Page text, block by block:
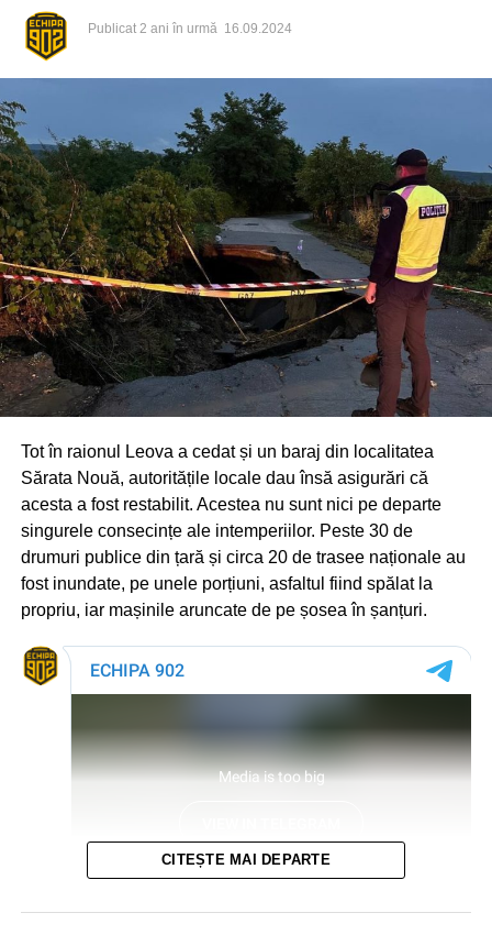
Publicat 2 ani în urmă 16.09.2024
Tot în raionul Leova a cedat și un baraj din localitatea
Sărata Nouă, autoritățile locale dau însă asigurări că
acesta a fost restabilit. Acestea nu sunt nici pe departe
singurele consecințe ale intemperiilor. Peste 30 de
drumuri publice din țară și circa 20 de trasee naționale au
fost inundate, pe unele porțiuni, asfaltul fiind spălat la
propriu, iar mașinile aruncate de pe șosea în șanțuri.
CITEȘTE MAI DEPARTE